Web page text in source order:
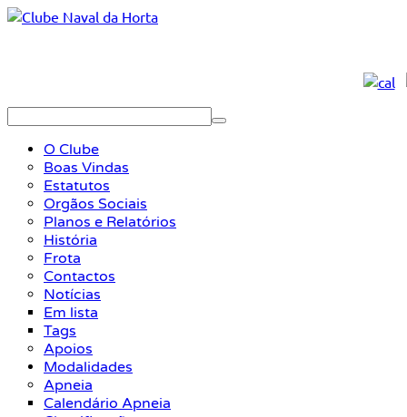
O Clube
Boas Vindas
Estatutos
Orgãos Sociais
Planos e Relatórios
História
Frota
Contactos
Notícias
Em lista
Tags
Apoios
Modalidades
Apneia
Calendário Apneia